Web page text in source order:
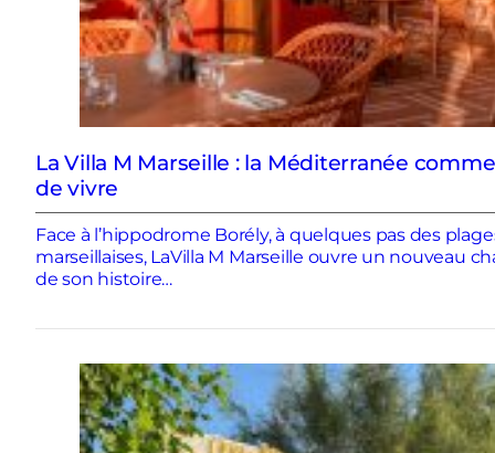
La Villa M Marseille : la Méditerranée
de vivre
Face à l’hippodrome Borély, à quelques pas des
marseillaises, LaVilla M Marseille ouvre un nouveau
de son histoire…